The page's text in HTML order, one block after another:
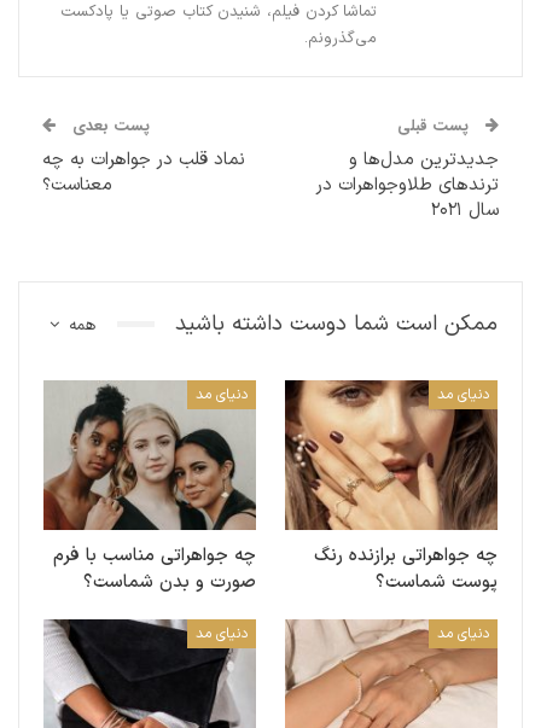
تماشا کردن فیلم، شنیدن کتاب صوتی یا پادکست
می‌گذرونم.
پست قبلی
جدیدترین مدل‌ها و
ترندهای طلاوجواهرات در
سال ۲۰۲۱
پست بعدی
نماد قلب در جواهرات به چه
معناست؟
همه ممکن است شما دوست داشته باشید
دنیای مد
چه جواهراتی برازنده رنگ
پوست شماست؟
دنیای مد
چه جواهراتی مناسب با فرم
صورت و بدن شماست؟
دنیای مد دنیای مد